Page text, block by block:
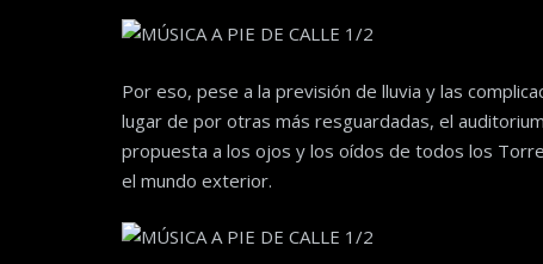
Por eso, pese a la previsión de lluvia y las
lugar de por otras más resguardadas, el
propuesta a los ojos y los oídos de todos los
el mundo exterior.